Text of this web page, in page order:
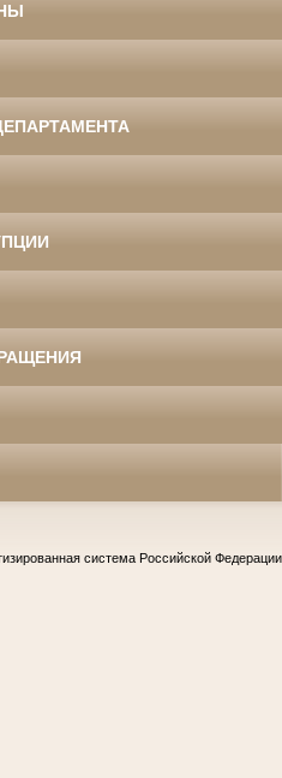
система Российской